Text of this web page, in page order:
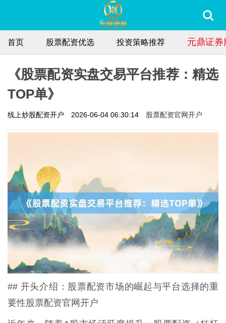
首页 股票配资优选 投资策略推荐 元鼎证
《股票配资实盘交易平台推荐：精选
TOP单》
线上炒股配资开户 2026-06-04 06:30:14 股票配资官网开户
## 开头介绍：股票配资市场的崛起与平台选择的重
要性股票配资官网开户